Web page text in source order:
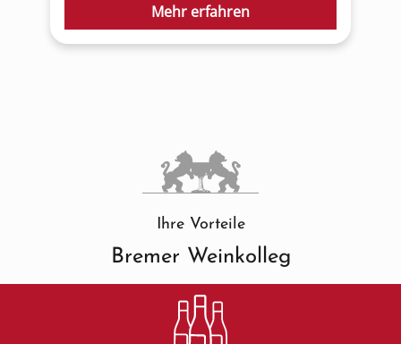
Mehr erfahren
Ihre Vorteile
Bremer Weinkolleg